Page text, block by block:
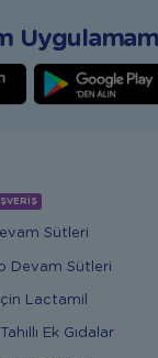
Sütleri
Devam Sütleri
Lactamil
Ek Gıdalar